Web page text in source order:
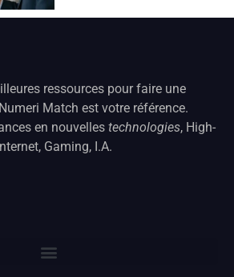
ressources pour faire une
Match est votre référence.
en nouvelles technologies, High-
Gaming, I.A.